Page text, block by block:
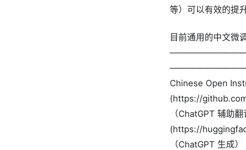
等）可以有效的提
目前通用的中文微
Chinese Open
(https://
（ChatGPT 辅助
(https://
（ChatGPT 生成